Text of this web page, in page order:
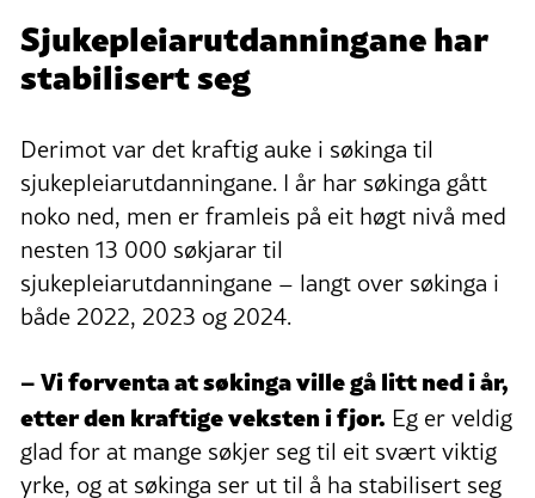
Sjukepleiarutdanningane har
stabilisert seg
Derimot var det kraftig auke i søkinga til
sjukepleiarutdanningane. I år har søkinga gått
noko ned, men er framleis på eit høgt nivå med
nesten 13 000 søkjarar til
sjukepleiarutdanningane – langt over søkinga i
både 2022, 2023 og 2024.
– Vi forventa at søkinga ville gå litt ned i år,
etter den kraftige veksten i fjor. Eg er veldig
glad for at mange søkjer seg til eit svært viktig
yrke, og at søkinga ser ut til å ha stabilisert seg